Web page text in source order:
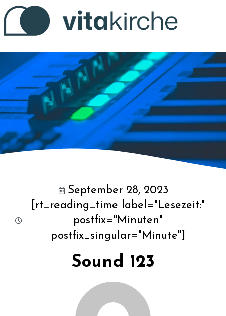
Zum
Inhalt
September 28, 2023
[rt_reading_time label="Lesezeit:"
postfix="Minuten"
postfix_singular="Minute"]
Sound 123